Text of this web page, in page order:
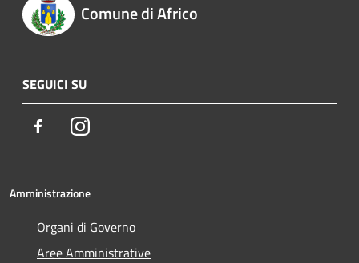
Comune di Africo
SEGUICI SU
FacebookInstagram
Amministrazione
Organi di Governo
Aree Amministrative